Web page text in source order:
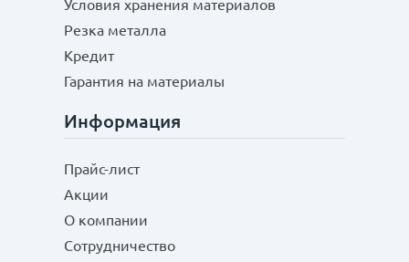
Условия хранения материалов
Резка металла
Кредит
Гарантия на материалы
Информация
Прайс-лист
Акции
О компании
Сотрудничество